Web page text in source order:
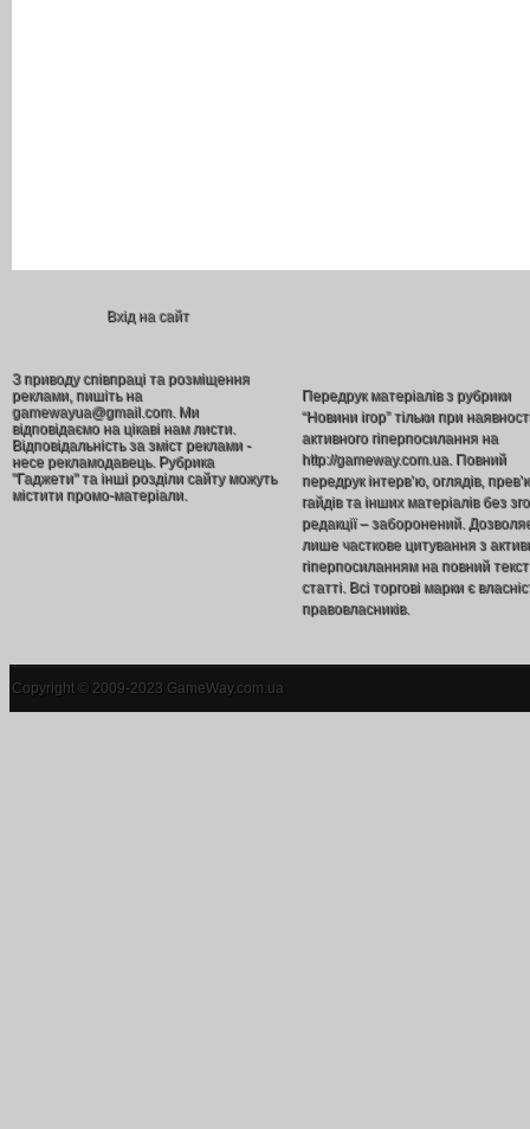
Вхід на сайт
З приводу співпраці та розміщення
реклами, пишіть на
gamewayua@gmail.com. Ми
відповідаємо на цікаві нам листи.
Відповідальність за зміст реклами -
несе рекламодавець. Рубрика
"Гаджети" та інші розділи сайту можуть
містити промо-матеріали.
Передрук матеріалів з рубрики
“Новини ігор” тільки при
активного гіперпосилання на
http://gameway.com.ua. Повний
передрук інтерв’ю, оглядів,
гайдів та інших матеріалів без
редакції – заборонений.
лише часткове цитування з
гіперпосиланням на повний текст
статті. Всі торгові марки є
правовласників.
Copyright © 2009-2023 GameWay.com.ua